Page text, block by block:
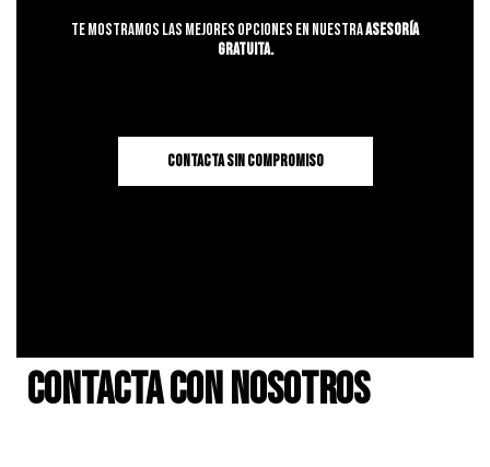
Te mostramos las mejores opciones en nuestraAsesoría
Gratuita.
CONTACTA SIN COMPROMISO
Contacta con nosotros